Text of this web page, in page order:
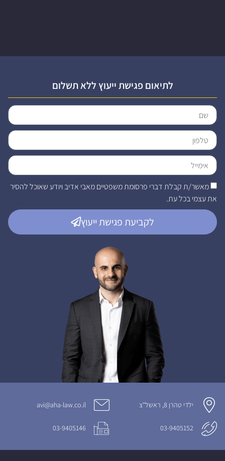
לתיאום פגישת ייעוץ ללא תשלום
מאשר/ת קבלת דברי פרסומת משפטיים מאבי אדיב ויודע שאוכל להסיר
את עצמי בכל עת.
לקביעת פגישת ייעוץ
ילדי טהרן 8, ראשל"צ avi@aha-law.co.il
03-9405152
03-9405146